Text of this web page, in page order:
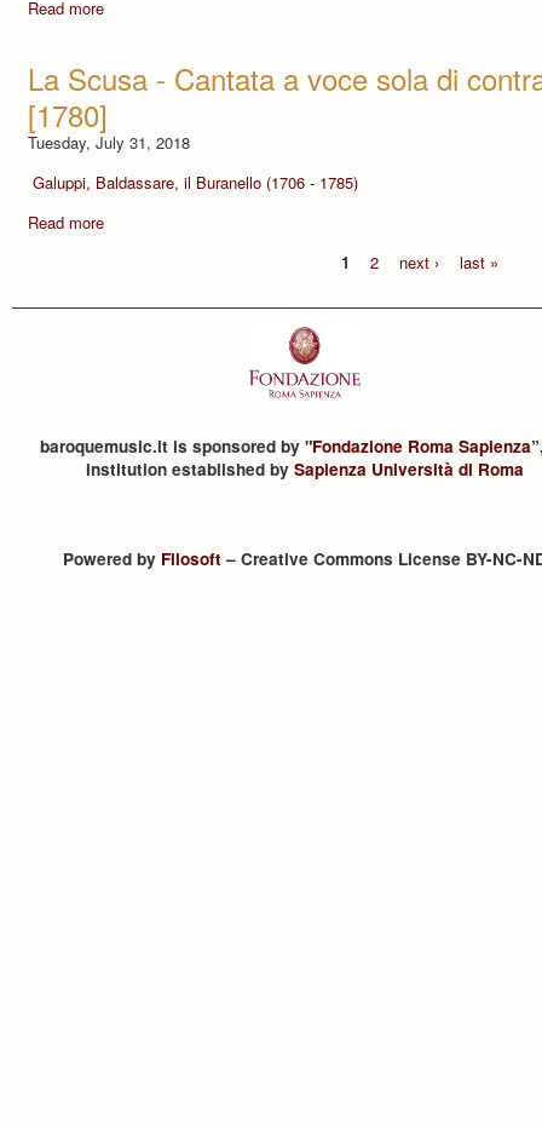
Read more
La Scusa - Cantata a voce sola di
[1780]
Tuesday, July 31, 2018
Galuppi, Baldassare, il Buranello (1706 - 1785)
Read more
1
2 next › last »
baroquemusic.it is sponsored by "Fondazione Roma Sapienza
institution established by Sapienza Università di Roma
Powered by Filosoft– Creative Commons License BY-NC-